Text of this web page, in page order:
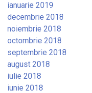
ianuarie 2019
decembrie 2018
noiembrie 2018
octombrie 2018
septembrie 2018
august 2018
iulie 2018
iunie 2018